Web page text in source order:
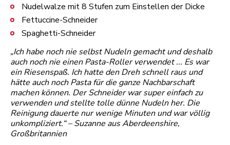
Nudelwalze mit 8 Stufen zum Einstellen der Dicke
Fettuccine-Schneider
Spaghetti-Schneider
„Ich habe noch nie selbst Nudeln gemacht und deshalb
auch noch nie einen Pasta-Roller verwendet ... Es war
ein Riesenspaß. Ich hatte den Dreh schnell raus und
hätte auch noch Pasta für die ganze Nachbarschaft
machen können. Der Schneider war super einfach zu
verwenden und stellte tolle dünne Nudeln her. Die
Reinigung dauerte nur wenige Minuten und war völlig
unkompliziert.“ – Suzanne aus Aberdeenshire,
Großbritannien